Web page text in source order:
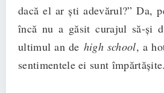
dacă el ar ști adevărul?” Da,
încă nu a găsit curajul să-și
ultimul an de high school, a
sentimentele ei sunt împărtășite.